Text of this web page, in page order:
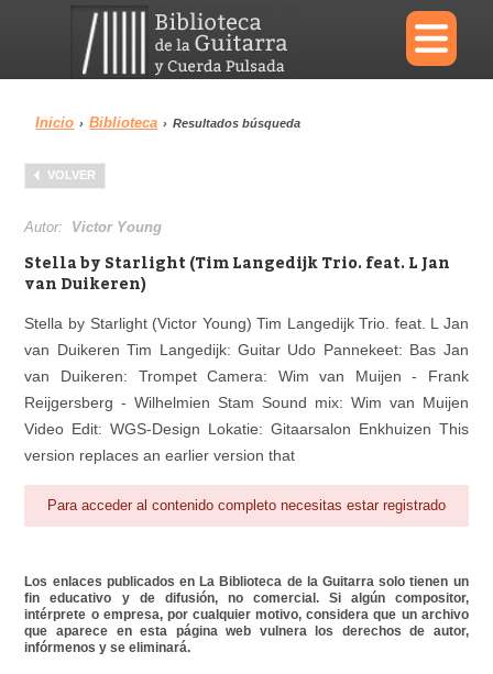
×
Menu
Biblioteca
Área personal Reproductor
Inicio › Biblioteca › Resultados búsqueda
VOLVER
Autor: Victor Young
Stella by Starlight (Tim Langedijk Trio. feat. L Jan
van Duikeren)
Stella by Starlight (Victor Young) Tim Langedijk Trio. feat. L Jan
van Duikeren Tim Langedijk: Guitar Udo Pannekeet: Bas Jan
van Duikeren: Trompet Camera: Wim van Muijen - Frank
Reijgersberg - Wilhelmien Stam Sound mix: Wim van Muijen
Video Edit: WGS-Design Lokatie: Gitaarsalon Enkhuizen This
version replaces an earlier version that
Para acceder al contenido completo necesitas estar registrado
Los enlaces publicados en La Biblioteca de la Guitarra solo tienen un
fin educativo y de difusión, no comercial. Si algún compositor,
intérprete o empresa, por cualquier motivo, considera que un archivo
que aparece en esta página web vulnera los derechos de autor,
infórmenos y se eliminará.